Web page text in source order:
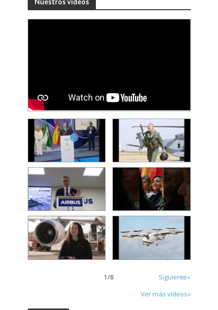
Nuestros videos
1/8
Siguiente»
Ver más vídeos»